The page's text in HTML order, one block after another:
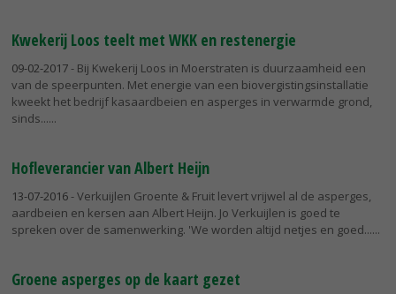
Kwekerij Loos teelt met WKK en restenergie
09-02-2017- Bij Kwekerij Loos in Moerstraten is duurzaamheid een
van de speerpunten. Met energie van een biovergistingsinstallatie
kweekt het bedrijf kasaardbeien en asperges in verwarmde grond,
sinds...
Hofleverancier van Albert Heijn
13-07-2016- Verkuijlen Groente & Fruit levert vrijwel al de asperges,
aardbeien en kersen aan Albert Heijn. Jo Verkuijlen is goed te
spreken over de samenwerking. 'We worden altijd netjes en goed...
Groene asperges op de kaart gezet